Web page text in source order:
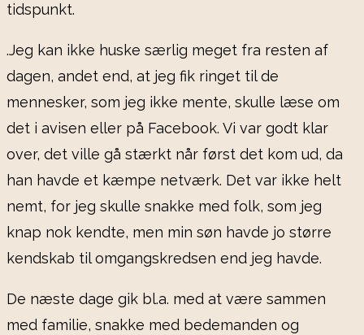
tidspunkt.
.Jeg kan ikke huske særlig meget fra resten af
dagen, andet end, at jeg fik ringet til de
mennesker, som jeg ikke mente, skulle læse om
det i avisen eller på Facebook. Vi var godt klar
over, det ville gå stærkt når først det kom ud, da
han havde et kæmpe netværk. Det var ikke helt
nemt, for jeg skulle snakke med folk, som jeg
knap nok kendte, men min søn havde jo større
kendskab til omgangskredsen end jeg havde.
De næste dage gik bl.a. med at være sammen
med familie, snakke med bedemanden og